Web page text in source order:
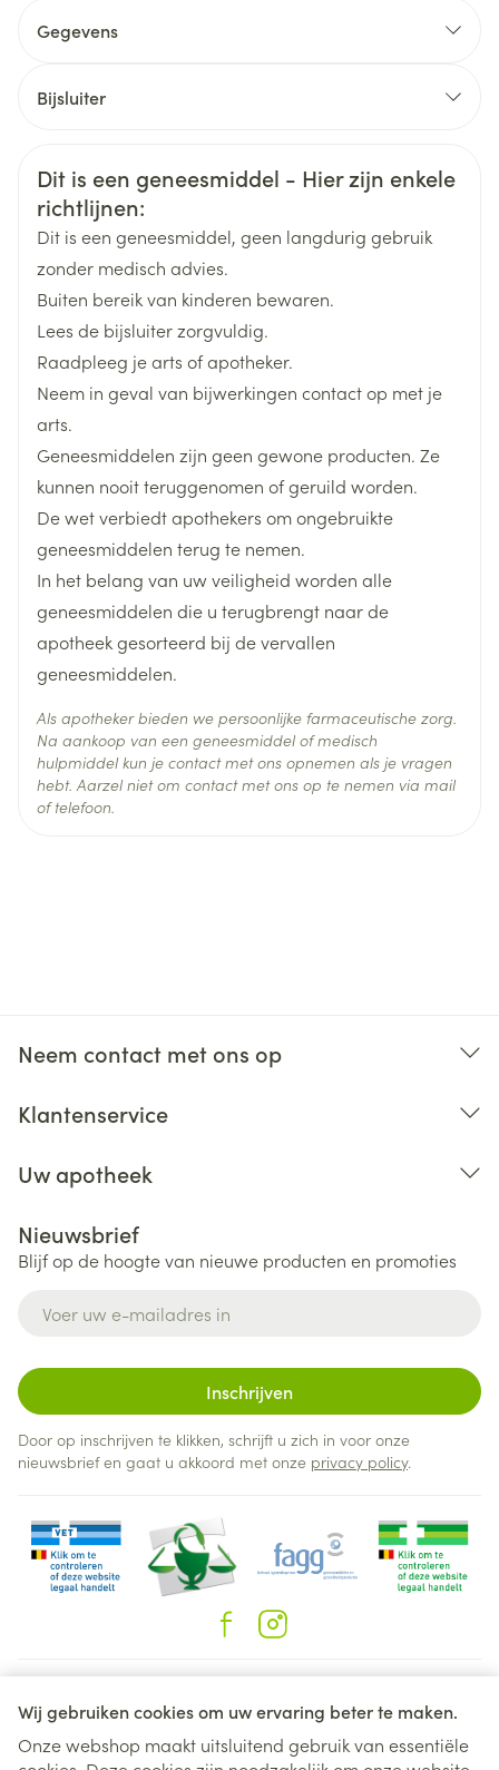
Wij gebruiken cookies om uw ervaring beter te maken.
Onze webshop maakt uitsluitend gebruik van essentiële
en rond het aangedane gebied aanbrengen
Gegevens
Merken
Breedte 31 mm
Lengte 172 mm
Diepte 38 mm
Hoeveelheid
Verpakking
Actieve
Ingrediënten
mucopolysacharide polysulfaat,
salicylzuur
Behoud Kamertemperatuur (15°C - 25°C)
Bijsluiter
Veiligheidsinformatie
Dit is een geneesmiddel - Hier zijn enkele
richtlijnen:
Dit is een geneesmiddel, geen langdurig gebruik
zonder medisch advies.
Buiten bereik van kinderen bewaren.
Lees de bijsluiter zorgvuldig.
Raadpleeg je arts of apotheker.
Neem in geval van bijwerkingen contact op met je
arts.
Geneesmiddelen zijn geen gewone producten. Ze
kunnen nooit teruggenomen of geruild worden.
De wet verbiedt apothekers om ongebruikte
geneesmiddelen terug te nemen.
In het belang van uw veiligheid worden alle
geneesmiddelen die u terugbrengt naar de
apotheek gesorteerd bij de vervallen
geneesmiddelen.
Als apotheker bieden we persoonlijke farmaceutische zorg.
Na aankoop van een geneesmiddel of medisch
hulpmiddel kun je contact met ons opnemen als je vragen
hebt. Aarzel niet om contact met ons op te nemen via mail
of telefoon.
Neem contact met ons op
Klantenservice
Uw apotheek
Nieuwsbrief
Blijf op de hoogte van nieuwe producten en promoties
Inschrijven
Door op inschrijven te klikken, schrijft u zich in voor onze
nieuwsbrief en gaat u akkoord met onze privacy policy.
Juridische links